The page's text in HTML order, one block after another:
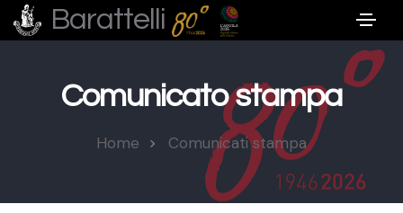
Barattelli
Comunicato stampa
Home Comunicati stampa